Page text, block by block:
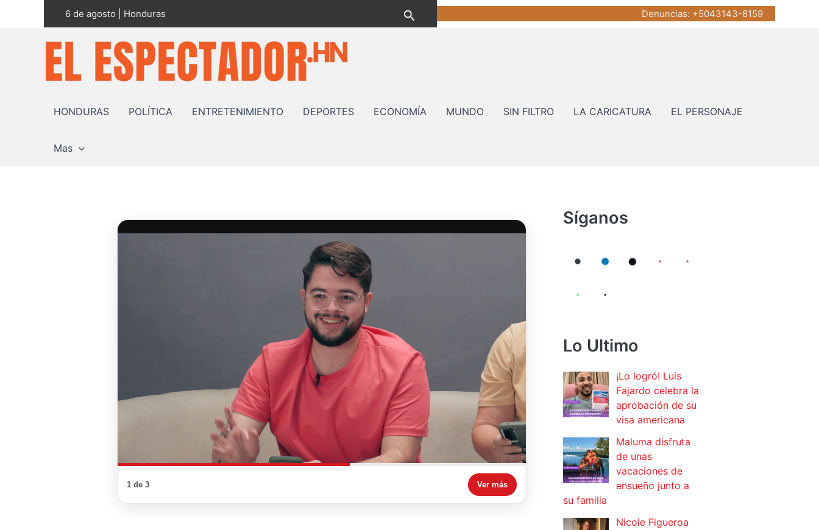
6 de agosto | Honduras Buscar Denuncias: +5043143-8159
HONDURAS POLÍTICA ENTRETENIMIENTO DEPORTES ECONOMÍA MUNDO SIN FILTRO LA CARICATURA EL PERSONAJE
Mas
1 de 3 Ver más
Síganos
Lo Ultimo
¡Lo logró! Luis
Fajardo celebra la
aprobación de su
visa americana
Maluma disfruta
de unas
vacaciones de
ensueño junto a
su familia
Nicole Figueroa